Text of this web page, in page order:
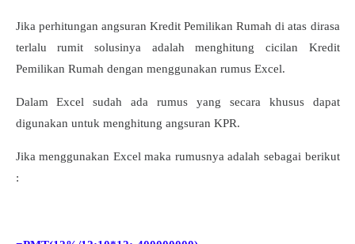
Jika perhitungan angsuran Kredit Pemilikan Rumah di atas dirasa
terlalu rumit solusinya adalah menghitung cicilan Kredit
Pemilikan Rumah dengan menggunakan rumus Excel.
Dalam Excel sudah ada rumus yang secara khusus dapat
digunakan untuk menghitung angsuran KPR.
Jika menggunakan Excel maka rumusnya adalah sebagai berikut
: